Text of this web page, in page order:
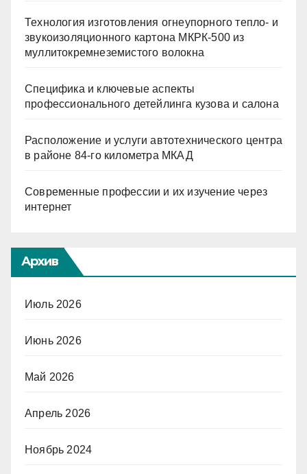
Технология изготовления огнеупорного тепло- и
звукоизоляционного картона МКРК-500 из
муллитокремнеземистого волокна
Специфика и ключевые аспекты
профессионального детейлинга кузова и салона
Расположение и услуги автотехнического центра
в районе 84-го километра МКАД
Современные профессии и их изучение через
интернет
Архив
Июль 2026
Июнь 2026
Май 2026
Апрель 2026
Ноябрь 2024